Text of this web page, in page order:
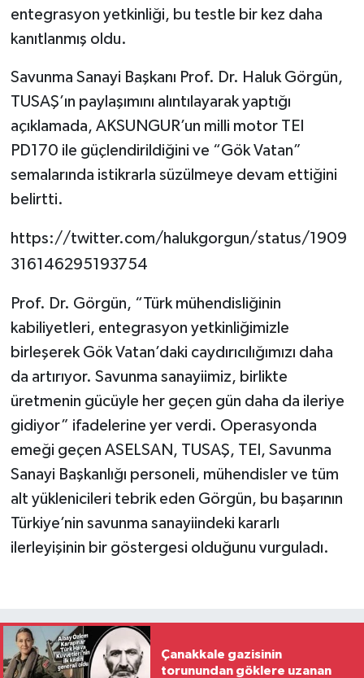
entegrasyon yetkinliği, bu testle bir kez daha
kanıtlanmış oldu.
Savunma Sanayi Başkanı Prof. Dr. Haluk Görgün,
TUSAŞ’ın paylaşımını alıntılayarak yaptığı
açıklamada, AKSUNGUR’un milli motor TEI
PD170 ile güçlendirildiğini ve “Gök Vatan”
semalarında istikrarla süzülmeye devam ettiğini
belirtti.
https://twitter.com/halukgorgun/status/1909
316146295193754
Prof. Dr. Görgün, “Türk mühendisliğinin
kabiliyetleri, entegrasyon yetkinliğimizle
birleşerek Gök Vatan’daki caydırıcılığımızı daha
da artırıyor. Savunma sanayiimiz, birlikte
üretmenin gücüyle her geçen gün daha da ileriye
gidiyor” ifadelerine yer verdi. Operasyonda
emeği geçen ASELSAN, TUSAŞ, TEI, Savunma
Sanayi Başkanlığı personeli, mühendisler ve tüm
alt yüklenicileri tebrik eden Görgün, bu başarının
Türkiye’nin savunma sanayiindeki kararlı
ilerleyişinin bir göstergesi olduğunu vurguladı.
Çanakkale gazisinin
torunundan göklere uzanan